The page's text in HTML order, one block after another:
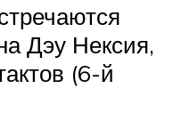
Дэу Нексия,
(6-й